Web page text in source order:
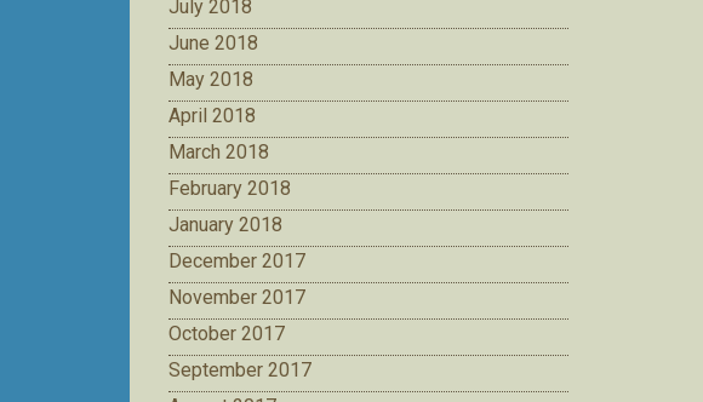
July 2018
June 2018
May 2018
April 2018
March 2018
February 2018
January 2018
December 2017
November 2017
October 2017
September 2017